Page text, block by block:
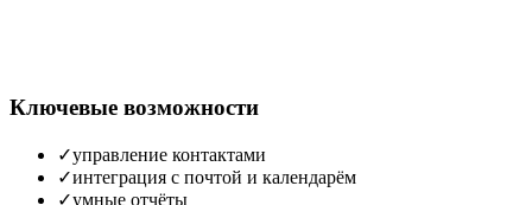
Ключевые возможности
✓управление контактами
✓интеграция с почтой и календарём
✓умные отчёты